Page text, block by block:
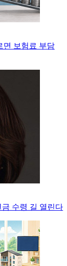
면 보험료 부담
수령 길 열린다